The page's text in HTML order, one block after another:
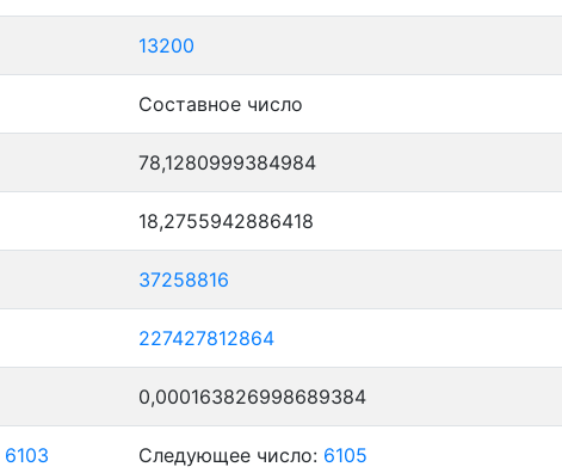
13200
Составное число
78,1280999384984
18,2755942886418
37258816
227427812864
0,000163826998689384
6103 Следующее число: 6105